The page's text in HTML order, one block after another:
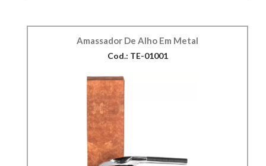
Amassador De Alho Em Metal
Cod.: TE-01001